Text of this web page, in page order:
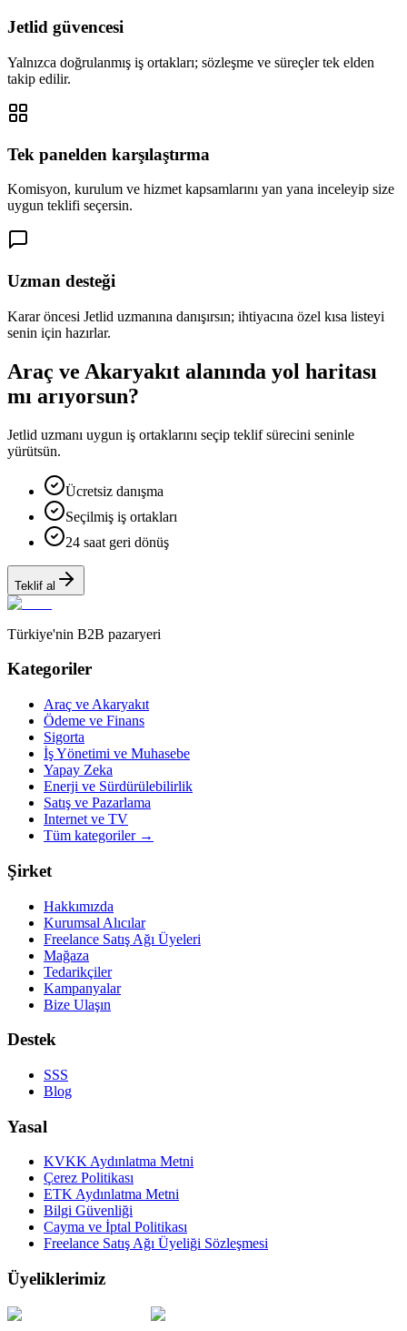
Jetlid güvencesi
Yalnızca doğrulanmış iş ortakları; sözleşme ve süreçler tek elden
takip edilir.
Tek panelden karşılaştırma
Komisyon, kurulum ve hizmet kapsamlarını yan yana inceleyip size
uygun teklifi seçersin.
Uzman desteği
Karar öncesi Jetlid uzmanına danışırsın; ihtiyacına özel kısa listeyi
senin için hazırlar.
Araç ve Akaryakıt alanında yol haritası
mı arıyorsun?
Jetlid uzmanı uygun iş ortaklarını seçip teklif sürecini seninle
yürütsün.
Ücretsiz danışma
Seçilmiş iş ortakları
24 saat geri dönüş
Teklif al
Türkiye'nin B2B pazaryeri
Kategoriler
Araç ve Akaryakıt
Ödeme ve Finans
Sigorta
İş Yönetimi ve Muhasebe
Yapay Zeka
Enerji ve Sürdürülebilirlik
Satış ve Pazarlama
Internet ve TV
Tüm kategoriler→
Şirket
Hakkımızda
Kurumsal Alıcılar
Freelance Satış Ağı Üyeleri
Mağaza
Tedarikçiler
Kampanyalar
Bize Ulaşın
Destek
SSS
Blog
Yasal
KVKK Aydınlatma Metni
Çerez Politikası
ETK Aydınlatma Metni
Bilgi Güvenliği
Cayma ve İptal Politikası
Freelance Satış Ağı Üyeliği Sözleşmesi
Üyeliklerimiz